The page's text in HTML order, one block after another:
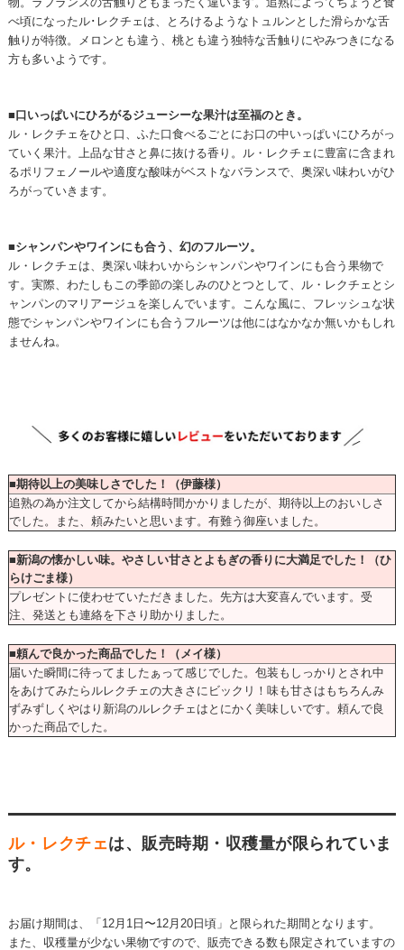
べ頃になったル･レクチェは、とろけるようなトュルンとした滑らかな舌
触りが特徴。メロンとも違う、桃とも違う独特な舌触りにやみつきになる
方も多いようです。
■口いっぱいにひろがるジューシーな果汁は至福のとき。
ル・レクチェをひと口、ふた口食べるごとにお口の中いっぱいにひろがっ
ていく果汁。上品な甘さと鼻に抜ける香り。ル・レクチェに豊富に含まれ
るポリフェノールや適度な酸味がベストなバランスで、奥深い味わいがひ
ろがっていきます。
■シャンパンやワインにも合う、幻のフルーツ。
ル・レクチェは、奥深い味わいからシャンパンやワインにも合う果物で
す。実際、わたしもこの季節の楽しみのひとつとして、ル・レクチェとシ
ャンパンのマリアージュを楽しんでいます。こんな風に、フレッシュな状
態でシャンパンやワインにも合うフルーツは他にはなかなか無いかもしれ
ませんね。
■期待以上の美味しさでした！（伊藤様）
追熟の為か注文してから結構時間かかりましたが、期待以上のおいしさ
でした。また、頼みたいと思います。有難う御座いました。
■新潟の懐かしい味。やさしい甘さとよもぎの香りに大満足でした！（ひ
らけごま様）
プレゼントに使わせていただきました。先方は大変喜んでいます。受
注、発送とも連絡を下さり助かりました。
■頼んで良かった商品でした！（メイ様）
届いた瞬間に待ってましたぁって感じでした。包装もしっかりとされ中
をあけてみたらルレクチェの大きさにビックリ！味も甘さはもちろんみ
ずみずしくやはり新潟のルレクチェはとにかく美味しいです。頼んで良
かった商品でした。
ル・レクチェは、販売時期・収穫量が限られていま
す。
お届け期間は、「12月1日〜12月20日頃」と限られた期間となります。
また、収穫量が少ない果物ですので、販売できる数も限定されていますの